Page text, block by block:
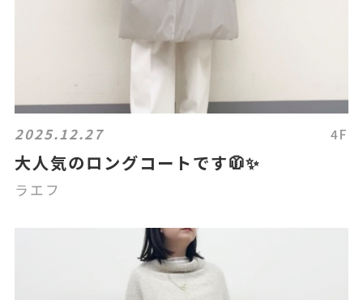
2025.12.27 4F
大人気のロングコートです🧥✨
ラエフ